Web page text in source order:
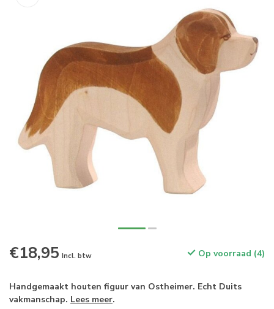
€18,95 Incl. btw Op voorraad (4)
Handgemaakt houten figuur van Ostheimer. Echt Duits
vakmanschap. Lees meer.